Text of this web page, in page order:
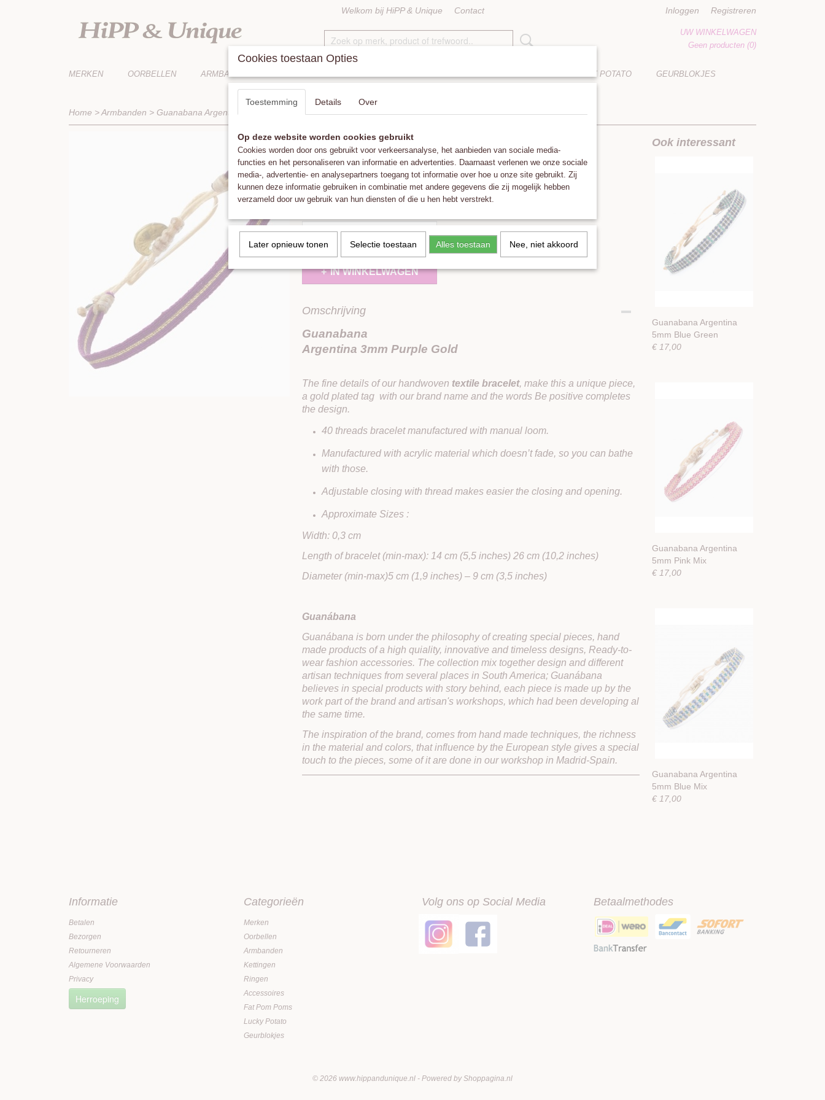
Welkom bij HiPP & Unique Contact Inloggen Registreren
UW WINKELWAGEN
Geen producten (0)
MERKEN OORBELLEN ARMBANDEN LUCKY POTATO GEURBLOKJES
Home >Armbanden > Guanabana Argentina 3mm Purple Gold
Guanabana Argentina 3mm Purple Gold
€ 16,00 (inclusief btw 21%)
✓ Op voorraad
IN WINKELWAGEN
Omschrijving
Guanabana
Argentina 3mm Purple Gold
The fine details of our handwoven textile bracelet, make this a unique piece,
a gold plated tag with our brand name and the words Be positive completes
the design.
40 threads bracelet manufactured with manual loom.
Manufactured with acrylic material which doesn’t fade, so you can bathe
with those.
Adjustable closing with thread makes easier the closing and opening.
Approximate Sizes :
Width: 0,3 cm
Length of bracelet (min-max): 14 cm (5,5 inches) 26 cm (10,2 inches)
Diameter (min-max)5 cm (1,9 inches) – 9 cm (3,5 inches)
Guanábana
Guanábana is born under the philosophy of creating special pieces, hand
made products of a high quiality, innovative and timeless designs, Ready-to-
wear fashion accessories. The collection mix together design and different
artisan techniques from several places in South America; Guanábana
believes in special products with story behind, each piece is made up by the
work part of the brand and artisan's workshops, which had been developing al
the same time.
The inspiration of the brand, comes from hand made techniques, the richness
in the material and colors, that influence by the European style gives a special
touch to the pieces, some of it are done in our workshop in Madrid-Spain.
Ook interessant
Guanabana Argentina
5mm Blue Green
€ 17,00
Guanabana Argentina
5mm Pink Mix
€ 17,00
Guanabana Argentina
5mm Blue Mix
€ 17,00
Informatie
Betalen
Bezorgen
Retourneren
Algemene Voorwaarden
Privacy
Herroeping
Categorieën
Merken
Oorbellen
Armbanden
Kettingen
Ringen
Accessoires
Fat Pom Poms
Lucky Potato
Geurblokjes
Volg ons op Social Media Betaalmethodes
© 2026 www.hippandunique.nl - Powered by Shoppagina.nl
Cookies toestaan Opties
Toestemming Details Over
Op deze website worden cookies gebruikt
Cookies worden door ons gebruikt voor verkeersanalyse, het aanbieden van sociale media-
functies en het personaliseren van informatie en advertenties. Daarnaast verlenen we onze sociale
media-, advertentie- en analysepartners toegang tot informatie over hoe u onze site gebruikt. Zij
kunnen deze informatie gebruiken in combinatie met andere gegevens die zij mogelijk hebben
verzameld door uw gebruik van hun diensten of die u hen hebt verstrekt.
Later opnieuw tonen Selectie toestaan Alles toestaan Nee, niet akkoord